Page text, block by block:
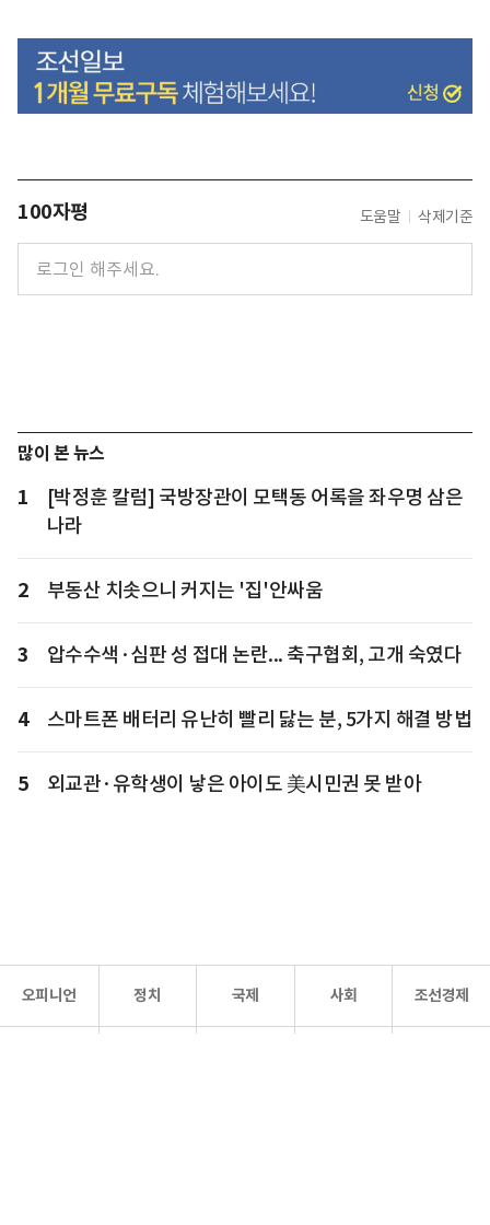
100자평 도움말 삭제기준
많이 본 뉴스
1
[박정훈 칼럼] 국방장관이 모택동 어록을 좌우명 삼은
나라
2 부동산 치솟으니 커지는 '집'안싸움
3 압수수색·심판 성 접대 논란... 축구협회, 고개 숙였다
4 스마트폰 배터리 유난히 빨리 닳는 분, 5가지 해결 방법
5 외교관·유학생이 낳은 아이도 美시민권 못 받아
오피니언 정치 국제 사회 조선경제